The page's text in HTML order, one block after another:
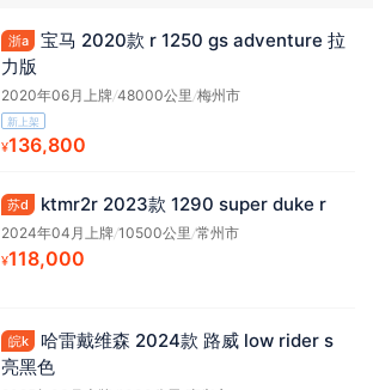
浙a
宝马 2020款 r 1250 gs adventure 拉
力版
2020年06月上牌/48000公里/梅州市
新上架
¥136,800
苏d ktmr2r 2023款 1290 super duke r
2024年04月上牌/10500公里 /常州市
¥118,000
皖k
哈雷戴维森 2024款 路威 low rider s
亮黑色